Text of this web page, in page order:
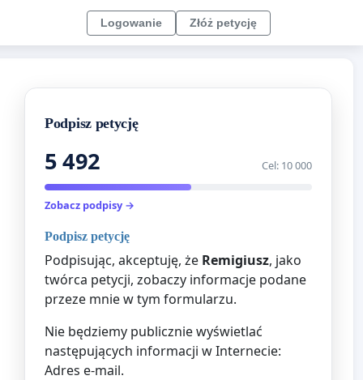
Logowanie Złóż petycję
Podpisz petycję
5 492 Cel: 10 000
Zobacz podpisy →
Podpisz petycję
Podpisując, akceptuję, że Remigiusz, jako
twórca petycji, zobaczy informacje podane
przeze mnie w tym formularzu.
Nie będziemy publicznie wyświetlać
następujących informacji w Internecie:
Adres e-mail.